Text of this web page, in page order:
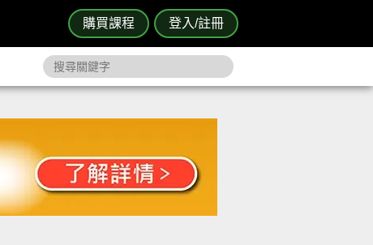
購買課程 登入/註冊